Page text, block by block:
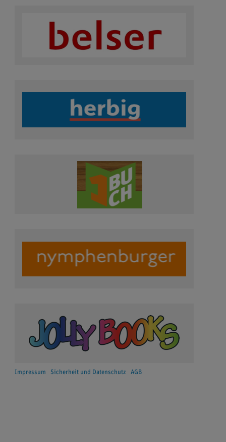
Impressum Sicherheit und Datenschutz AGB